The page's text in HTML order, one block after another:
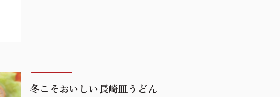
冬こそおいしい長崎皿うどん